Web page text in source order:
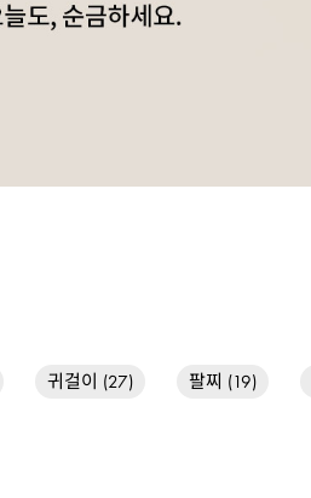
귀걸이 (27) 팔찌 (19)